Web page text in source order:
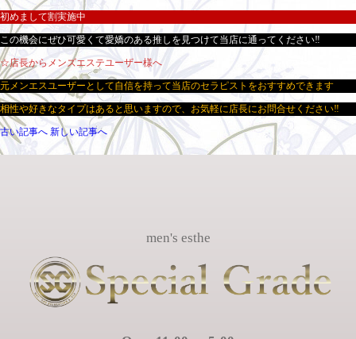
初めまして割実施中
この機会にぜひ可愛くて愛嬌のある推しを見つけて当店に通ってください‼
☆店長からメンズエステユーザー様へ
元メンエスユーザーとして自信を持って当店のセラピストをおすすめできます
相性や好きなタイプはあると思いますので、お気軽に店長にお問合せください‼
古い記事へ 新しい記事へ
men's esthe